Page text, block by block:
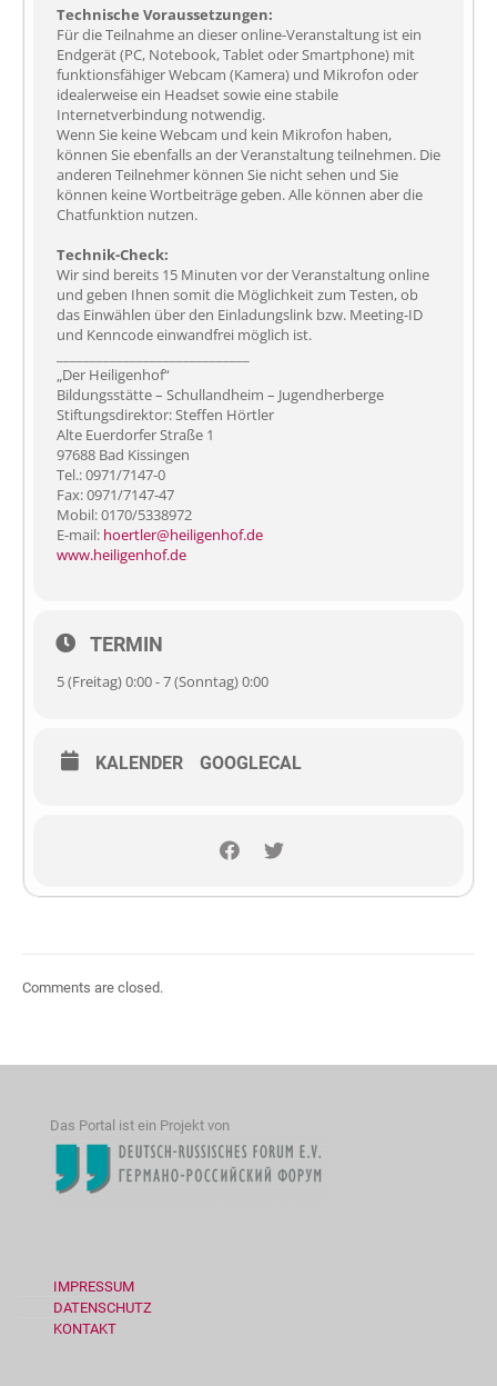
Technische Voraussetzungen:
Für die Teilnahme an dieser online-Veranstaltung ist ein
Endgerät (PC, Notebook, Tablet oder Smartphone) mit
funktionsfähiger Webcam (Kamera) und Mikrofon oder
idealerweise ein Headset sowie eine stabile
Internetverbindung notwendig.
Wenn Sie keine Webcam und kein Mikrofon haben,
können Sie ebenfalls an der Veranstaltung teilnehmen. Die
anderen Teilnehmer können Sie nicht sehen und Sie
können keine Wortbeiträge geben. Alle können aber die
Chatfunktion nutzen.
Technik-Check:
Wir sind bereits 15 Minuten vor der Veranstaltung online
und geben Ihnen somit die Möglichkeit zum Testen, ob
das Einwählen über den Einladungslink bzw. Meeting-ID
und Kenncode einwandfrei möglich ist.
„Der Heiligenhof“
Bildungsstätte – Schullandheim – Jugendherberge
Stiftungsdirektor: Steffen Hörtler
Alte Euerdorfer Straße 1
97688 Bad Kissingen
Tel.: 0971/7147-0
Fax: 0971/7147-47
Mobil: 0170/5338972
E-mail: hoertler@heiligenhof.de
www.heiligenhof.de
TERMIN
5 (Freitag) 0:00 - 7 (Sonntag) 0:00
KALENDER GOOGLECAL
Comments are closed.
Das Portal ist ein Projekt von
IMPRESSUM
DATENSCHUTZ
KONTAKT